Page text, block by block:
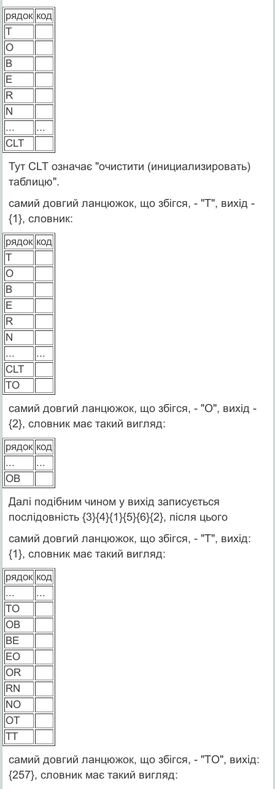
рядок код
T
O
B
E
R
N
...
...
СLT
Тут CLT означає "очистити (инициализировать)
таблицю".
самий довгий ланцюжок, що збігся, - "T", вихід -
{1}, словник:
рядок код
T
O
B
E
R
N
...
...
СLT
TO
самий довгий ланцюжок, що збігся, - "O", вихід -
{2}, словник має такий вигляд:
рядок код
...
...
OB
Далі подібним чином у вихід записується
послідовність {3}{4}{1}{5}{6}{2}, після цього
самий довгий ланцюжок, що збігся, - "T", вихід:
{1}, словник має такий вигляд:
рядок код
...
...
TO
OB
BE
EO
OR
RN
NO
OT
TT
самий довгий ланцюжок, що збігся, - "TO", вихід:
{257}, словник має такий вигляд: